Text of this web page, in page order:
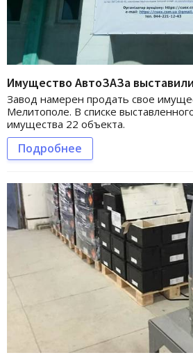
Имущество АвтоЗАЗа
Завод намерен продать свое
Мелитополе. В списке
имущества 22 объекта.
Подробнее